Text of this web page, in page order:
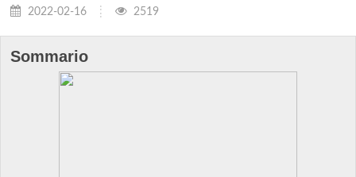
2022-02-16 2519
Sommario